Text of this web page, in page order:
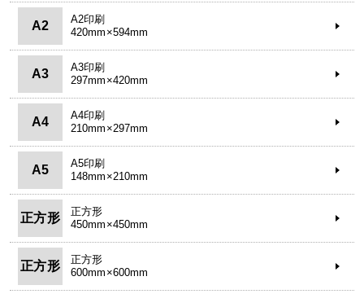
A2
A2印刷
420mm×594mm
A3
A3印刷
297mm×420mm
A4
A4印刷
210mm×297mm
A5
A5印刷
148mm×210mm
正方形
正方形
450mm×450mm
正方形
正方形
600mm×600mm